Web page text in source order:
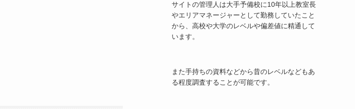
サイトの管理人は大手予備校に10年以上教室長
やエリアマネージャーとして勤務していたこと
から、高校や大学のレベルや偏差値に精通して
います。
また手持ちの資料などから昔のレベルなどもあ
る程度調査することが可能です。